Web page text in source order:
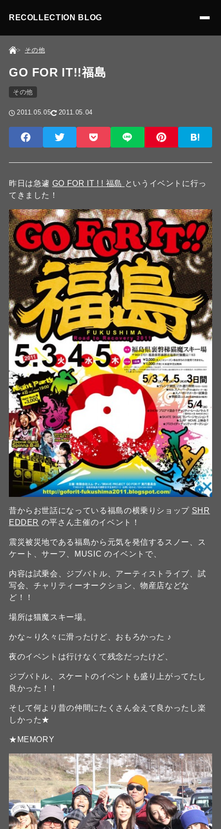
RECOLLECTION BLOG
その他
GO FOR IT!!福島
その他
2011.05.05 2011.05.04
昨日は急遽 GO FOR IT ! ! 福島 というイベントに行っ
てきました！
昔からお世話になっている福島の横乗りショップ SHR
EDDER の平さん主催のイベント！
震災被災地である福島から元気を発信するスノー、ス
ケート、サーフ、MUSIC のイベントで、
内容は試乗会、ジブバトル、アーティストライブ、試
写会、チャリティーオークション、物産店などな
ど！！
場所は猫魔スキー場。
かな～り久々に滑ったけど、おもろかった ♪
夜のイベントは行けなくて残念だったけど、
ジブバトル、スケートのイベントも盛り上がってたし
良かった！！
そして何より昔の仲間にたくさん会えて良かったし楽
しかった★
★MEMORY